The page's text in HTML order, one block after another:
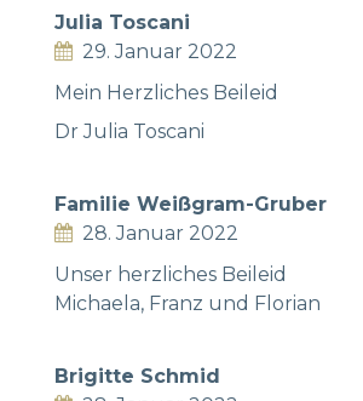
Julia Toscani
29. Januar 2022
Mein Herzliches Beileid
Dr Julia Toscani
Familie Weißgram-Gruber
28. Januar 2022
Unser herzliches Beileid
Michaela, Franz und Florian
Brigitte Schmid